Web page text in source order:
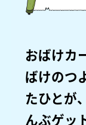
おばけカ
ばけのつ
たひとが
んぶゲッ